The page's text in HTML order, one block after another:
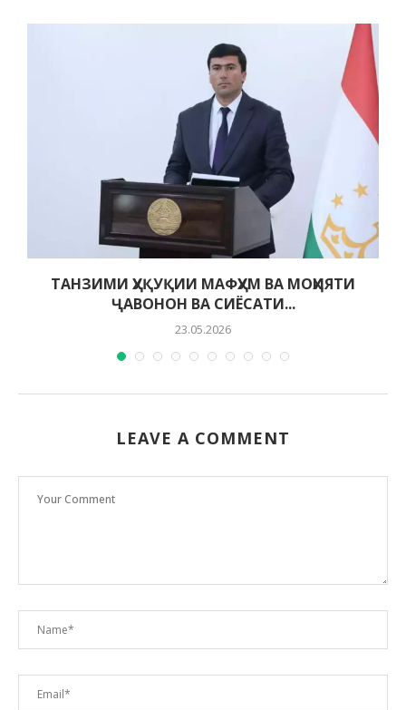
ТАНЗИМИ ҲУҚУҚИИ МАФҲУМ ВА МОҲИЯТИ
ҶАВОНОН ВА СИЁСАТИ...
23.05.2026
LEAVE A COMMENT